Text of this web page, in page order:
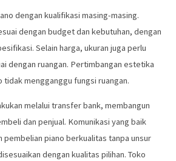
dengan kualifikasi masing-masing.
dengan budget dan kebutuhan, dengan
Selain harga, ukuran juga perlu
dengan ruangan. Pertimbangan estetika
tidak mengganggu fungsi ruangan.
melalui transfer bank, membangun
dan penjual. Komunikasi yang baik
pembelian piano berkualitas tanpa unsur
dengan kualitas pilihan. Toko